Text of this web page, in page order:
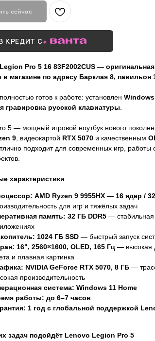
сейчас
КРЕДИТ С
Pro 5 16 83F2002CUS —
в магазине по адресу Барклая 8, павильон
готов к работе: установлен
гравировка русской клавиатуры.
5 — мощный игровой ноутбук нового
9, видеокартой RTX 5070 и качественным
подходит для современных игр, работы
характеристики
AMD Ryzen 9 9955HX — 16 ядер /
для игр и тяжёлых задач
память: 32 ГБ DDR5 — стабильная
1024 ГБ SSD — быстрый запуск
16", 2560×1600, OLED, 165 Гц — высокая
и плавная картинка
NVIDIA GeForce RTX 5070, 8 ГБ —
производительность
система: Windows 11 Home
работы: до 6–7 часов
1 год с глобальной поддержкой
задач подойдёт Lenovo Legion Pro 5